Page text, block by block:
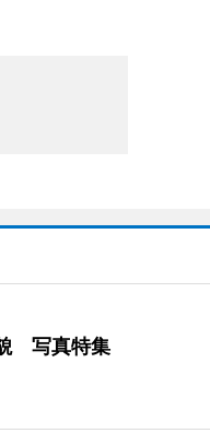
貌 写真特集